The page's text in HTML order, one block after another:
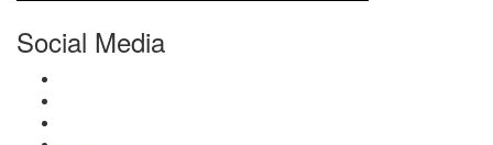
Social Media